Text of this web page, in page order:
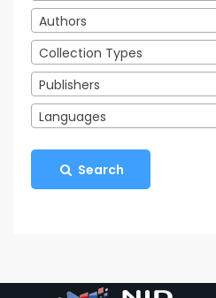
Authors
Collection Types
Publishers
Languages
Search